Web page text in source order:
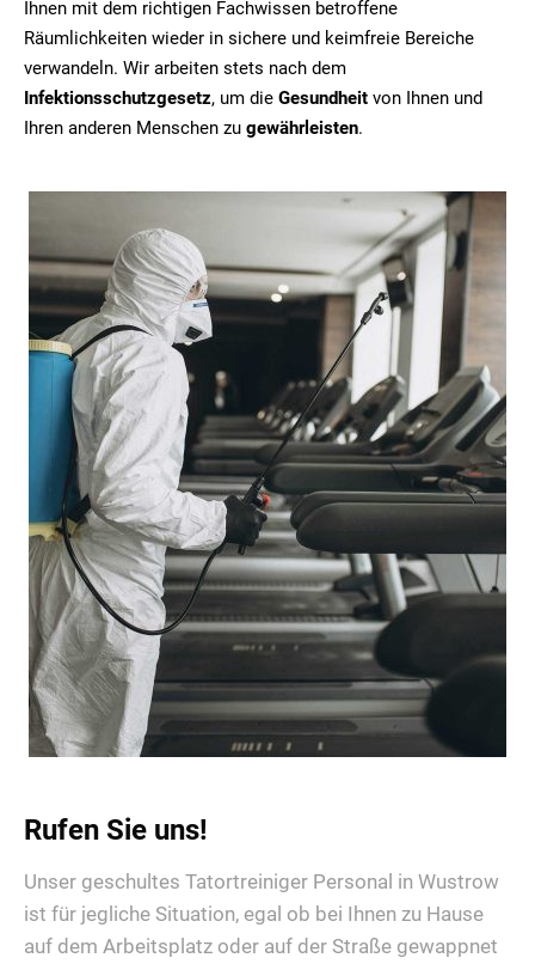
Ihnen mit dem richtigen Fachwissen betroffene
Räumlichkeiten wieder in sichere und keimfreie Bereiche
verwandeln. Wir arbeiten stets nach dem
Infektionsschutzgesetz, um die Gesundheit von Ihnen und
Ihren anderen Menschen zu gewährleisten.
Rufen Sie uns!
Unser geschultes Tatortreiniger Personal in Wustrow
ist für jegliche Situation, egal ob bei Ihnen zu Hause
auf dem Arbeitsplatz oder auf der Straße gewappnet